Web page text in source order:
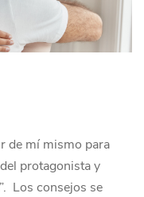
de mí mismo para
protagonista y
Los consejos se